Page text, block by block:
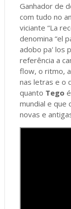
Ganhador de
com tudo no
viciante “La
denomina “el
adobo pa' los
referência a
flow, o ritmo,
nas letras e o
quanto Tego
mundial e que
novas e